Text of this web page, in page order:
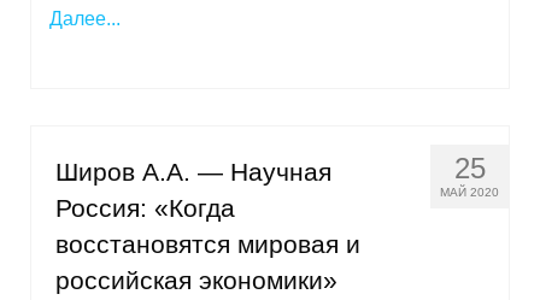
Далее...
25
МАЙ 2020
Широв А.А. — Научная
Россия: «Когда
восстановятся мировая и
российская экономики»